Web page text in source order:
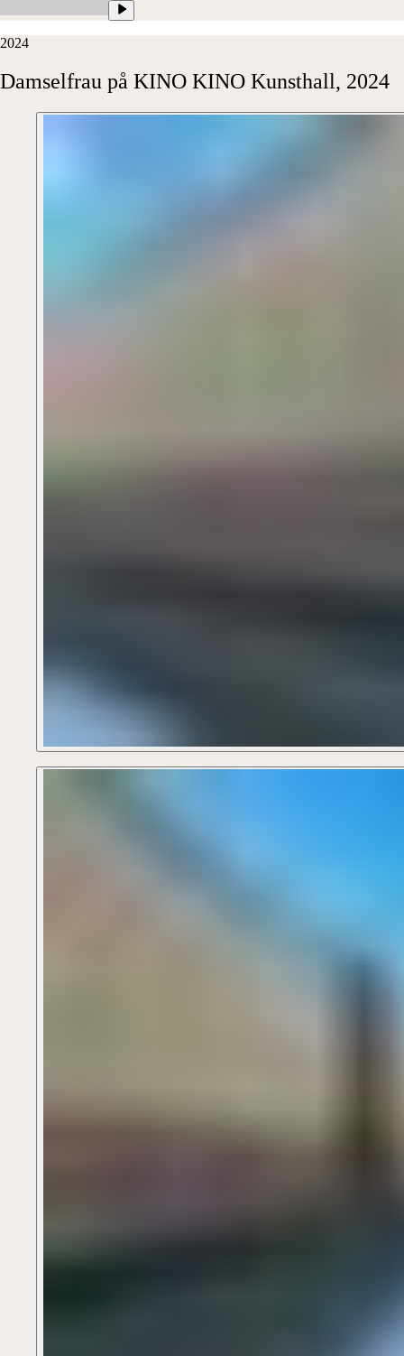
2024
Damselfrau på KINO KINO Kunsthall, 2024